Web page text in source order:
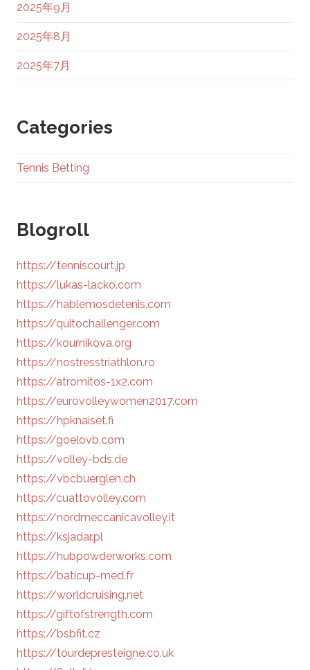
2025年9月
2025年8月
2025年7月
Categories
Tennis Betting
Blogroll
https://tenniscourt.jp
https://lukas-lacko.com
https://hablemosdetenis.com
https://quitochallenger.com
https://kournikova.org
https://nostresstriathlon.ro
https://atromitos-1x2.com
https://eurovolleywomen2017.com
https://hpknaiset.fi
https://goelovb.com
https://volley-bds.de
https://vbcbuerglen.ch
https://cuattovolley.com
https://nordmeccanicavolley.it
https://ksjadar.pl
https://hubpowderworks.com
https://baticup-med.fr
https://worldcruising.net
https://giftofstrength.com
https://bsbfit.cz
https://tourdepresteigne.co.uk